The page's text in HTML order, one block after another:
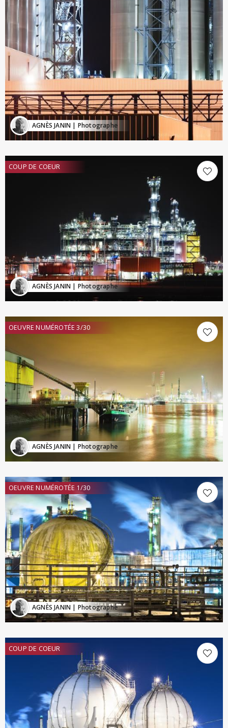
AGNÈS JANIN | Photographe
COUP DE COEUR
AGNÈS JANIN | Photographe
OEUVRE NUMÉROTÉE 3/30
AGNÈS JANIN | Photographe
OEUVRE NUMÉROTÉE 1/30
AGNÈS JANIN | Photographe
COUP DE COEUR